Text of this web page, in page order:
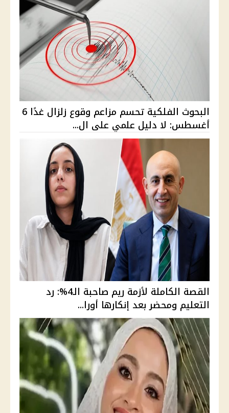
البحوث الفلكية تحسم مزاعم وقوع زلزال غدًا 6
أغسطس: لا دليل علمي على ال...
القصة الكاملة لأزمة ريم صاحبة الـ4%: رد
التعليم ومحضر بعد إنكارها أورا...